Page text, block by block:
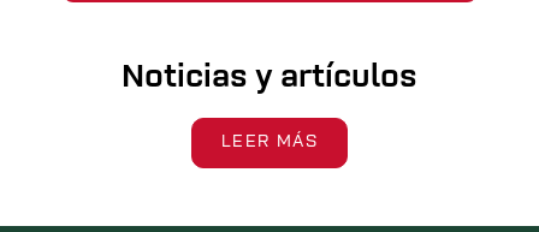
Noticias y artículos
LEER MÁS